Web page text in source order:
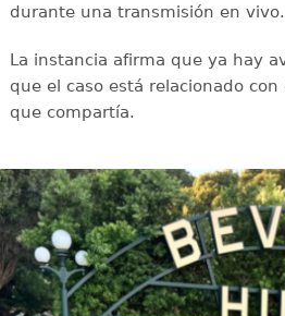
durante una transmisión en vivo.
La instancia afirma que ya hay
que el caso está relacionado
que compartía.